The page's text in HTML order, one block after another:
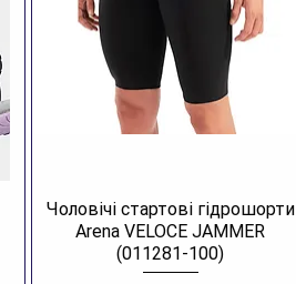
Чоловічі стартові гідрошорти
Arena VELOCE JAMMER
(011281-100)